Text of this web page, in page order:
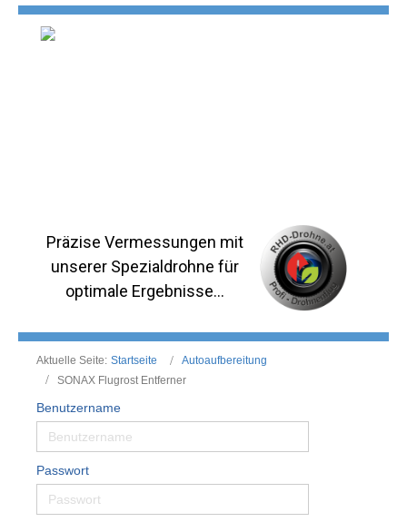
Präzise Vermessungen mit
unserer Spezialdrohne für
optimale Ergebnisse...
Aktuelle Seite: Startseite
Autoaufbereitung
SONAX Flugrost Entferner
Benutzername
Passwort